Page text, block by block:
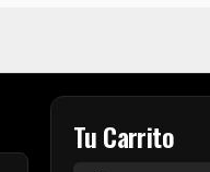
Tu Carrito